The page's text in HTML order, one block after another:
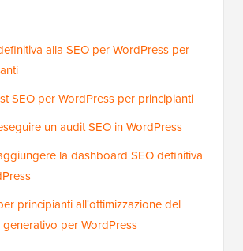
alla SEO per WordPress per
SEO per WordPress per principianti
un audit SEO in WordPress
la dashboard SEO definitiva
principianti all'ottimizzazione del
per WordPress